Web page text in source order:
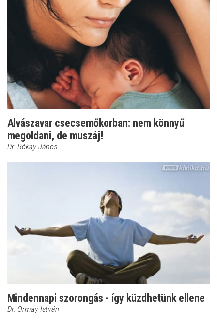
Alvászavar csecsemőkorban: nem könnyű
megoldani, de muszáj!
Dr. Bókay János
Mindennapi szorongás - így küzdhetünk ellene
Dr. Ormay István